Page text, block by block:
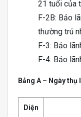
21 tuổi của
F-2B: Bảo
thường trú
F-3: Bảo
F-4: Bảo
Bảng A – Ngày thụ
Diện